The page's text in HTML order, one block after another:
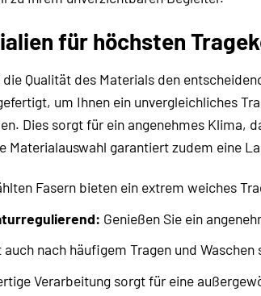
für höchsten
Qualität des Materials den
um Ihnen ein unvergleichliches
Dies sorgt für ein angenehmes
Materialauswahl garantiert zudem eine
Fasern bieten ein extrem weiches
Genießen Sie ein
auch nach häufigem Tragen und
Verarbeitung sorgt für eine